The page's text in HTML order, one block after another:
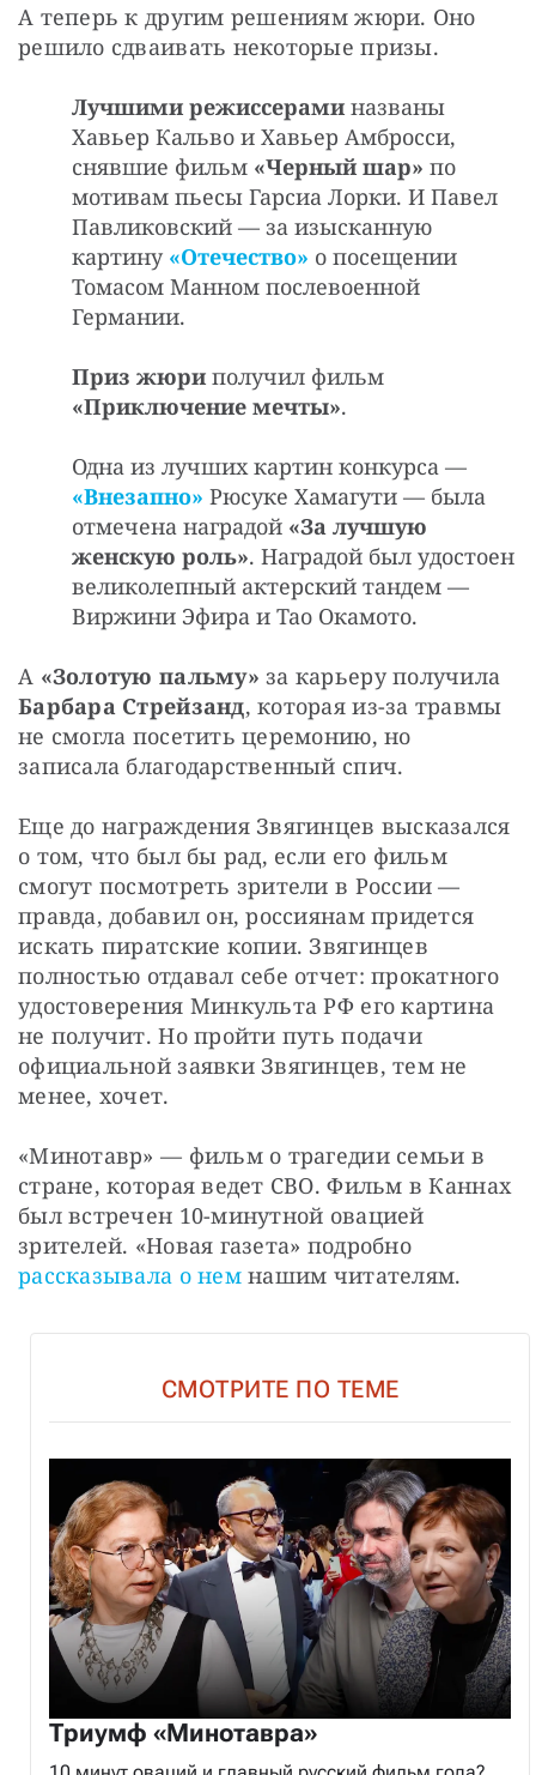
А теперь к другим решениям жюри. Оно
решило сдваивать некоторые призы.
Лучшими режиссерами названы
Хавьер Кальво и Хавьер Амбросси,
снявшие фильм «Черный шар» по
мотивам пьесы Гарсиа Лорки. И Павел
Павликовский — за изысканную
картину «Отечество» о посещении
Томасом Манном послевоенной
Германии.
Приз жюри получил фильм
«Приключение мечты».
Одна из лучших картин конкурса —
«Внезапно» Рюсуке Хамагути — была
отмечена наградой «За лучшую
женскую роль». Наградой был удостоен
великолепный актерский тандем —
Виржини Эфира и Тао Окамото.
А «Золотую пальму»
Барбара Стрейзанд, которая из-за травмы
не смогла посетить церемонию, но
записала благодарственный спич.
Еще до награждения Звягинцев высказался
о том, что был бы рад, если его фильм
смогут посмотреть зрители в России —
правда, добавил он, россиянам придется
искать пиратские копии. Звягинцев
полностью отдавал себе отчет: прокатного
удостоверения Минкульта РФ его картина
не получит. Но пройти путь подачи
официальной заявки Звягинцев, тем не
менее, хочет.
«Минотавр» — фильм о трагедии семьи в
стране, которая ведет СВО. Фильм в Каннах
был встречен 10-минутной овацией
зрителей. «Новая газета» подробно
рассказывала о нем нашим читателям.
СМОТРИТЕ ПО ТЕМЕ
Триумф «Минотавра»